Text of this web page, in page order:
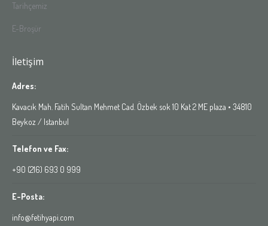
Tarihçemiz
E-Broşür
İletişim
Adres:
Kavacık Mah. Fatih Sultan Mehmet Cad. Özbek sok 10 Kat 2 ME plaza • 34810
Beykoz / Istanbul
Telefon ve Fax:
+90 (216) 693 0 999
E-Posta:
info@fetihyapi.com